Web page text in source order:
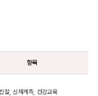
항목
찰, 신체계측, 건강교육